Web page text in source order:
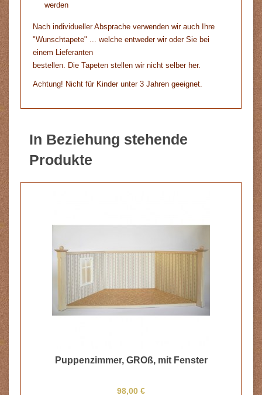
werden
Nach individueller Absprache verwenden wir auch Ihre
"Wunschtapete" ... welche entweder wir oder Sie bei
einem Lieferanten
bestellen. Die Tapeten stellen wir nicht selber her.
Achtung! Nicht für Kinder unter 3 Jahren geeignet.
In Beziehung stehende
Produkte
Puppenzimmer, GROß, mit Fenster
98,00 €